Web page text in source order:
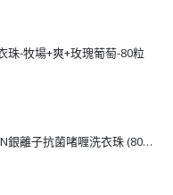
珠-牧場+爽+玫瑰葡萄-80粒
[J111043] 日本BON BON銀離子抗菌啫喱洗衣珠 (80粒)